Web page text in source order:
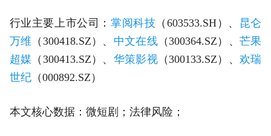
行业主要上市公司： 掌阅科技 （603533.SH）、
昆仑
万维 （300418.SZ）、 中文在线（300364.SZ）、芒果
超媒 （300413.SZ）、 华策影视（300133.SZ）、欢瑞
世纪（000892.SZ）
本文核心数据：微短剧；法律风险；